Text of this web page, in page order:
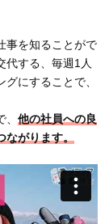
事を知ることがで
代する、毎週1人
にすることで、
、他の社員への良
がります。